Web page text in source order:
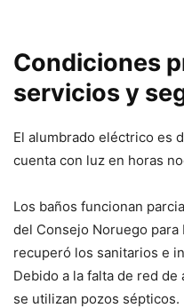
Condiciones
servicios y
El alumbrado eléctrico es
cuenta con luz en horas
Los baños funcionan
del Consejo Noruego para
recuperó los sanitarios e
Debido a la falta de red
se utilizan pozos sépticos.